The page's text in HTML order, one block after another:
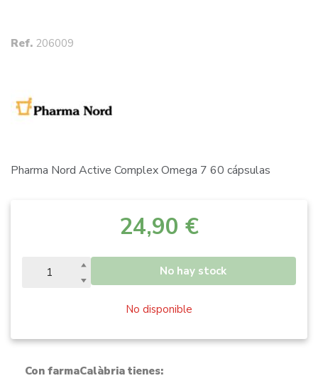
Ref. 206009
Pharma Nord Active Complex Omega 7 60 cápsulas
24,90 €
No hay stock
No disponible
Con farmaCalàbria tienes: